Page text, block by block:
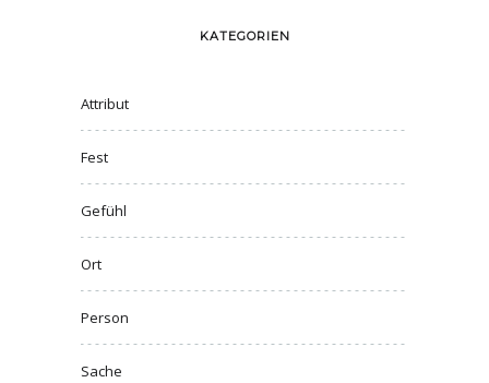
KATEGORIEN
Attribut
Fest
Gefühl
Ort
Person
Sache